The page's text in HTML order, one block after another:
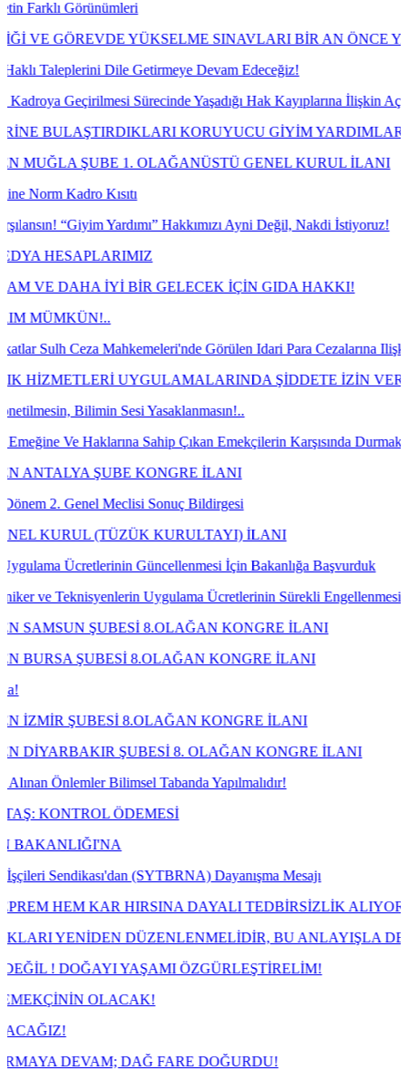
YÜKSELME SINAVLARI BİR AN ÖNCE
Dile Getirmeye Devam Edeceğiz!
Sürecinde Yaşadığı Hak Kayıplarına İlişkin Açmış
KORUYUCU GİYİM YARDIMLARINA NE
ŞUBE 1. OLAĞANÜSTÜ GENEL KURUL İLANI
Kısıtı
Yardımı” Hakkımızı Ayni Değil, Nakdi İstiyoruz!
İYİ BİR GELECEK İÇİN GIDA HAKKI!
Mahkemeleri'nde Görülen Idari Para Cezalarına Ilişkin
UYGULAMALARINDA ŞİDDETE İZİN
Sesi Yasaklanmasın!..
Haklarına Sahip Çıkan Emekçilerin Karşısında Durmaktan
ŞUBE KONGRE İLANI
Meclisi Sonuç Bildirgesi
(TÜZÜK KURULTAYI) İLANI
Güncellenmesi İçin Bakanlığa Başvurduk
Uygulama Ücretlerinin Sürekli Engellenmesi Üzerine
ŞUBESİ 8.OLAĞAN KONGRE İLANI
ŞUBESİ 8.OLAĞAN KONGRE İLANI
8.OLAĞAN KONGRE İLANI
ŞUBESİ 8. OLAĞAN KONGRE İLANI
Bilimsel Tabanda Yapılmalıdır!
ÖDEMESİ
(SYTBRNA) Dayanışma Mesajı
KAR HIRSINA DAYALI TEDBİRSİZLİK ALIYOR!
DÜZENLENMELİDİR, BU ANLAYIŞLA DEĞİL!
YAŞAMI ÖZGÜRLEŞTİRELİM!
OLACAK!
DAĞ FARE DOĞURDU!